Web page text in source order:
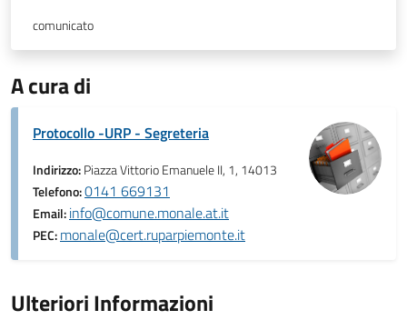
comunicato
A cura di
Protocollo -URP - Segreteria
Indirizzo:Piazza Vittorio Emanuele II, 1, 14013
Telefono:0141 669131
Email:info@comune.monale.at.it
PEC:monale@cert.ruparpiemonte.it
Ulteriori Informazioni